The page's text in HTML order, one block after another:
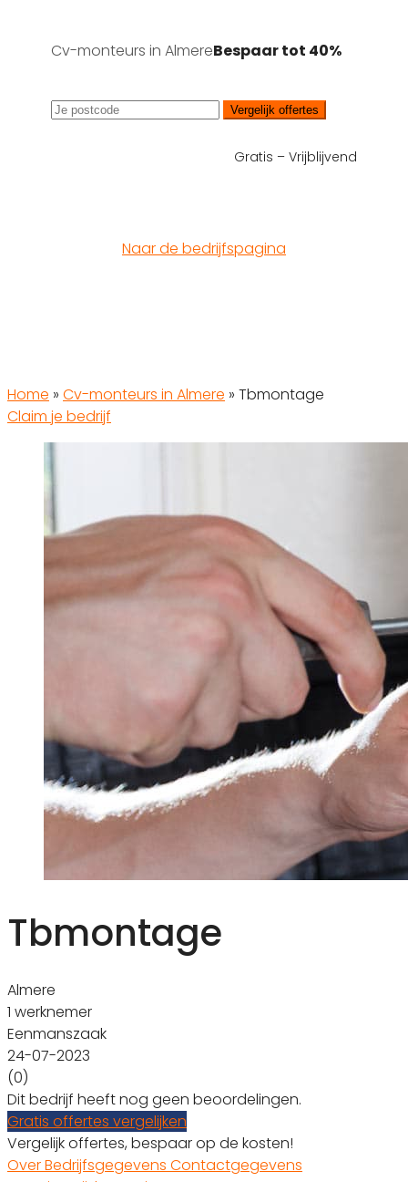
Cv-monteurs in AlmereBespaar tot 40%
Vergelijk offertes
Gratis – Vrijblijvend
Naar de bedrijfspagina
Home » Cv-monteurs in Almere » Tbmontage
Claim je bedrijf
Tbmontage
Almere
1 werknemer
Eenmanszaak
24-07-2023
(0)
Dit bedrijf heeft nog geen beoordelingen.
Gratis offertes vergelijken
Vergelijk offertes, bespaar op de kosten!
OverBedrijfsgegevens Contactgegevens